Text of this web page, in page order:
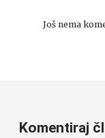
Još nema
Komentiraj